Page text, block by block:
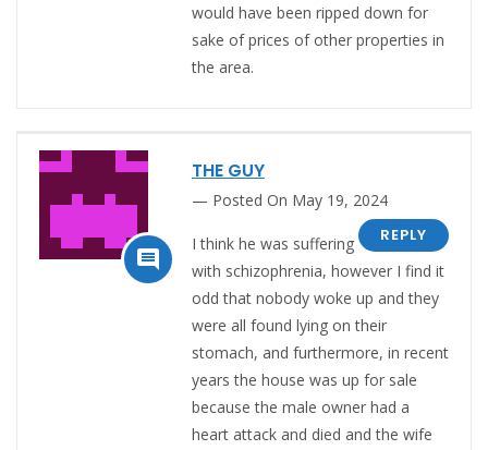
would have been ripped down for
sake of prices of other properties in
the area.

THE GUY
Posted On May 19, 2024
REPLY
I think he was suffering
with schizophrenia, however I find it
odd that nobody woke up and they
were all found lying on their
stomach, and furthermore, in recent
years the house was up for sale
because the male owner had a
heart attack and died and the wife